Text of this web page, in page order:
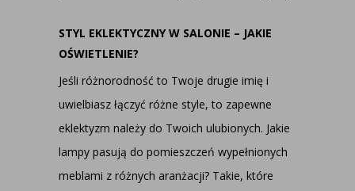
STYL EKLEKTYCZNY W SALONIE – JAKIE
OŚWIETLENIE?
Jeśli różnorodność to Twoje drugie imię i
uwielbiasz łączyć różne style, to zapewne
eklektyzm należy do Twoich ulubionych. Jakie
lampy pasują do pomieszczeń wypełnionych
meblami z różnych aranżacji? Takie, które